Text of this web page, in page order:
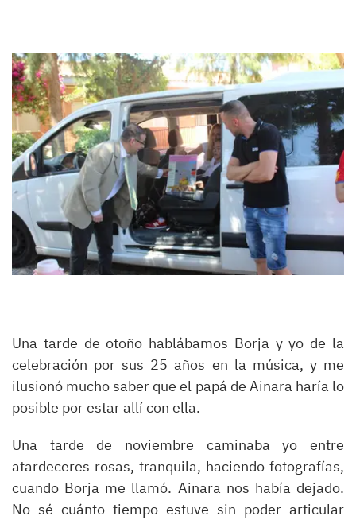
Una tarde de otoño hablábamos Borja y yo de la
celebración por sus 25 años en la música, y me
ilusionó mucho saber que el papá de Ainara haría lo
posible por estar allí con ella.
Una tarde de noviembre caminaba yo entre
atardeceres rosas, tranquila, haciendo fotografías,
cuando Borja me llamó. Ainara nos había dejado.
No sé cuánto tiempo estuve sin poder articular